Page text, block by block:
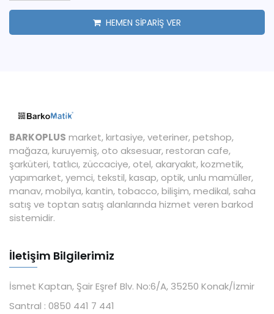
HEMEN SİPARİŞ VER
BARKOPLUS market, kırtasiye, veteriner, petshop,
mağaza, kuruyemiş, oto aksesuar, restoran cafe,
şarküteri, tatlıcı, züccaciye, otel, akaryakıt, kozmetik,
yapımarket, yemci, tekstil, kasap, optik, unlu mamüller,
manav, mobilya, kantin, tobacco, bilişim, medikal, saha
satış ve toptan satış alanlarında hizmet veren barkod
sistemidir.
İletişim Bilgilerimiz
İsmet Kaptan, Şair Eşref Blv. No:6/A, 35250 Konak/İzmir
Santral : 0850 441 7 441